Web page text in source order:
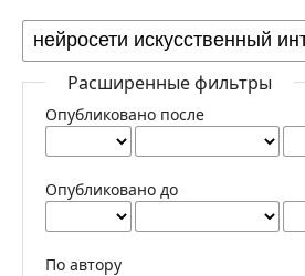
Расширенные фильтры
Опубликовано после
Опубликовано до
По автору